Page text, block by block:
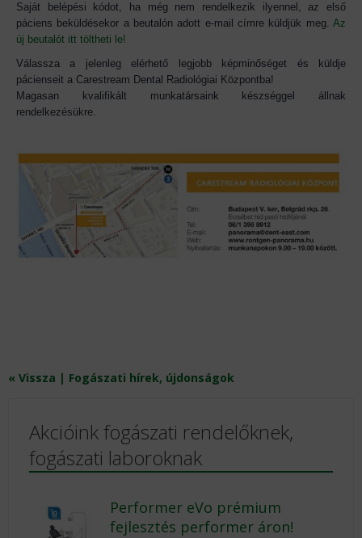
Saját belépési kódot, ha még nem rendelkezik ilyennel, az első
páciens beküldésekor a beutalón adott e-mail címre küldjük meg.Az
új beutalót itt töltheti le!
Válassza a jelenleg elérhető legjobb képminőséget és küldje
pácienseit a Carestream Dental Radiológiai Központba!
Magasan kvalifikált munkatársaink készséggel állnak
rendelkezésükre.
« Vissza | Fogászati hírek, újdonságok
Akcióink fogászati rendelőknek,
fogászati laboroknak
Performer eVo prémium
fejlesztés performer áron!